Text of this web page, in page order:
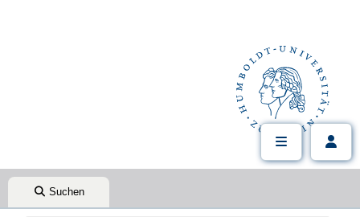
Suchen